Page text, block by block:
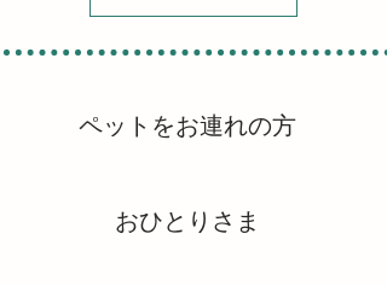
ペットをお連れの方
おひとりさま